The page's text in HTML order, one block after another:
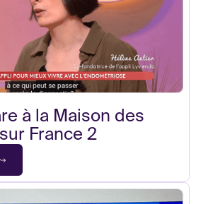
à la Maison des
France 2